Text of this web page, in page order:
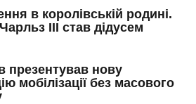
в королівській родині.
III став дідусем
презентував нову
мобілізації без масового